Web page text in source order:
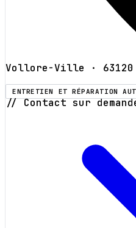
Vollore-Ville · 63120
ENTRETIEN ET RÉPARATION
// Contact sur